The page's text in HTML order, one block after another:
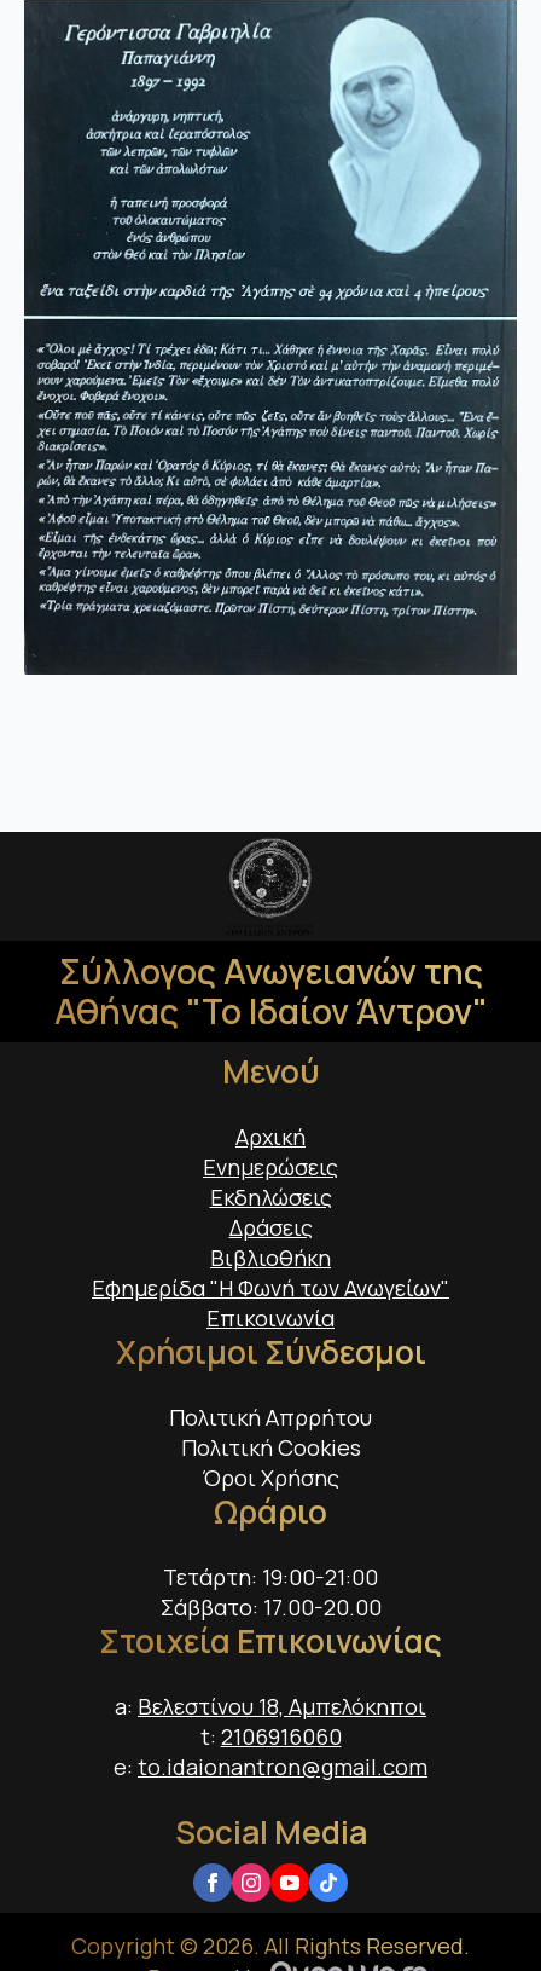
Σύλλογος Ανωγειανών της
Αθήνας "Το Ιδαίον Άντρον"
Μενού
Αρχική
Ενημερώσεις
Εκδηλώσεις
Δράσεις
Βιβλιοθήκη
Εφημερίδα "Η Φωνή των Ανωγείων"
Επικοινωνία
Χρήσιμοι Σύνδεσμοι
Πολιτική Απρρήτου
Πολιτική Cookies
Όροι Χρήσης
Ωράριο
Τετάρτη: 19:00-21:00
Σάββατο: 17.00-20.00
Στοιχεία Επικοινωνίας
a: Βελεστίνου 18, Αμπελόκηποι
t: 2106916060
e: to.idaionantron@gmail.com
Social Media
Copyright © 2026. All Rights Reserved.